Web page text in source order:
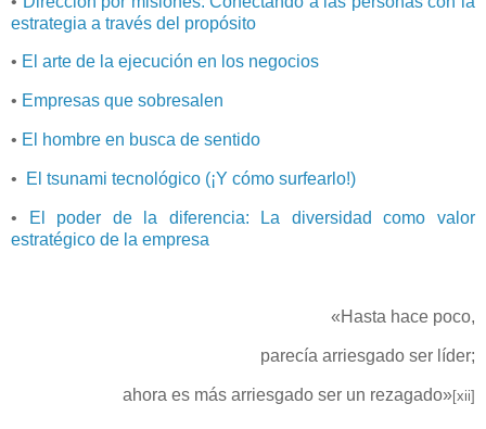
estrategia a través del propósito
• El arte de la ejecución en los negocios
• Empresas que sobresalen
• El hombre en busca de sentido
• El tsunami tecnológico (¡Y cómo surfearlo!)
•
El poder de la diferencia: La diversidad como valor
estratégico de la empresa
«Hasta hace poco,
parecía arriesgado ser líder;
ahora es más arriesgado ser un rezagado»[xii]